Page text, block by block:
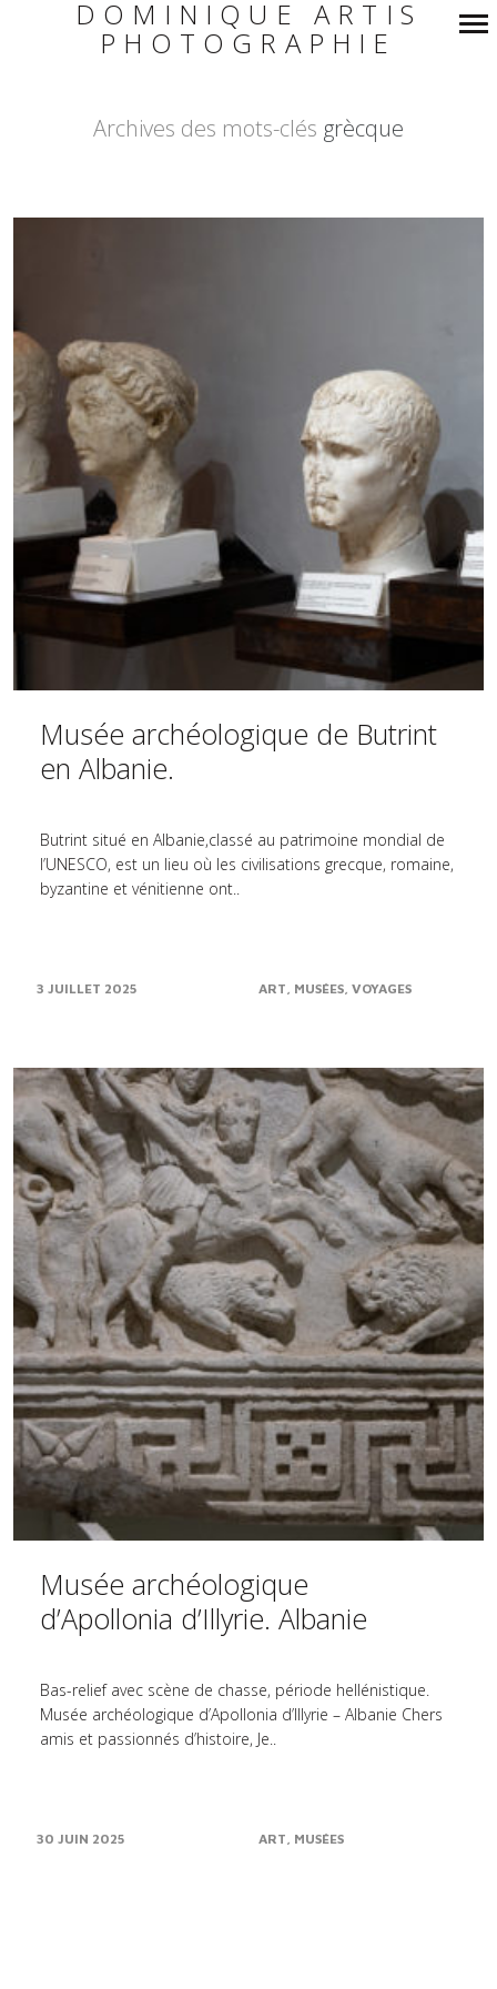
Navigation
DOMINIQUE ARTIS
PHOTOGRAPHIE
Archives des mots-clés grècque
Musée archéologique de Butrint
en Albanie.
Butrint situé en Albanie,classé au patrimoine mondial de
l’UNESCO, est un lieu où les civilisations grecque, romaine,
byzantine et vénitienne ont..
3 JUILLET 2025 ART MUSÉES VOYAGES
Musée archéologique
d’Apollonia d’Illyrie. Albanie
Bas-relief avec scène de chasse, période hellénistique.
Musée archéologique d’Apollonia d’Illyrie – Albanie Chers
amis et passionnés d’histoire, Je..
30 JUIN 2025 ART MUSÉES